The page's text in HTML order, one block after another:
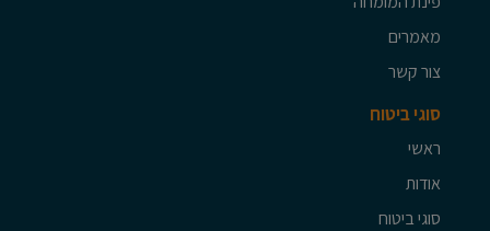
מאמרים
צור קשר
סוגי ביטוח
ראשי
אודות
סוגי ביטוח